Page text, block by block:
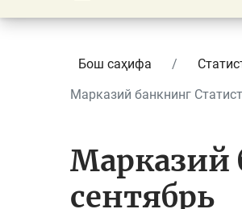
Бош саҳифа
Марказий банкнинг
Марказий
сентябрь